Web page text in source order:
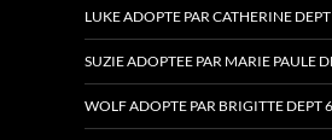
LUKE ADOPTE PAR CATHERINE
SUZIE ADOPTEE PAR MARIE PAULE
WOLF ADOPTE PAR BRIGITTE DEPT